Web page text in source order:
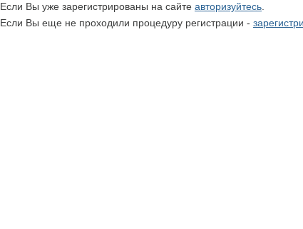
Если Вы уже зарегистрированы на сайте авторизуйтесь
Если Вы еще не проходили процедуру регистрации -